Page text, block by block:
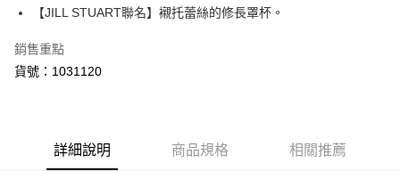
Apple Pay
運送方式
全家取貨付款
【JILL STUART聯名】襯托蕾絲的修長罩杯。
銷售重點
貨號：1031120
詳細說明 商品規格 相關推薦